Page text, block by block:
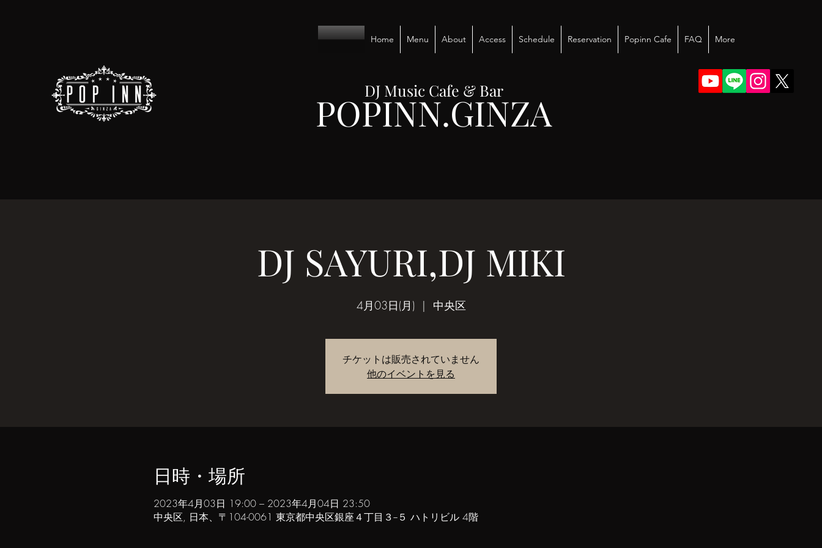
Home Menu About Access Schedule Reservation Popinn Cafe FAQ More
POPINN.GINZA
DJ Music Cafe & Bar
DJ SAYURI,DJ MIKI
4月03日(月)
  |
中央区
チケットは販売されていません
他のイベントを見る
日時・場所
2023年4月03日 19:00 – 2023年4月04日 23:50
中央区, 日本、〒104-0061 東京都中央区銀座４丁目３−５ ハトリビル 4階